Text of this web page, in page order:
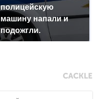
полицейскую
машину напали и
подожгли.